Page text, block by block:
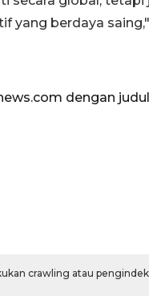
yang berdaya
dengan
crawling atau